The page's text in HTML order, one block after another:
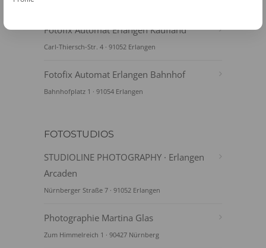
Fotofix Automat Erlangen Kaufland
Carl-Thiersch-Str. 4 · 91052 Erlangen
Fotofix Automat Erlangen Bahnhof
Bahnhofplatz 1 · 91054 Erlangen
FOTOSTUDIOS
STUDIOLINE PHOTOGRAPHY · Erlangen
Arcaden
Nürnberger Straße 7 · 91052 Erlangen
Photographie Martina Glas
Zum Himmelreich 1 · 90427 Nürnberg